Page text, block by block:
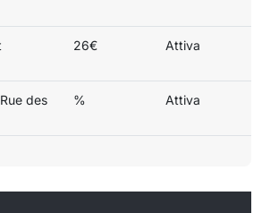
26€ Attiva
des
% Attiva